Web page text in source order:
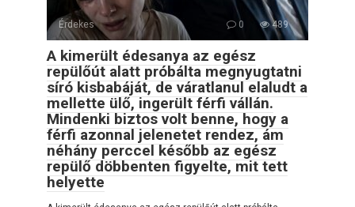
Érdekes 0 489
A kimerült édesanya az egész
repülőút alatt próbálta megnyugtatni
síró kisbabáját, de váratlanul elaludt a
mellette ülő, ingerült férfi vállán.
Mindenki biztos volt benne, hogy a
férfi azonnal jelenetet rendez, ám
néhány perccel később az egész
repülő döbbenten figyelte, mit tett
helyette